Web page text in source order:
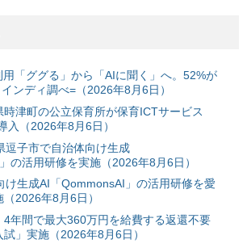
「ググる」から「AIに聞く」へ。52%が
ンディ調べ=（2026年8月6日）
時津町の公立保育所が保育ICTサービス
入（2026年8月6日）
逗子市で自治体向け生成
の活用研修を実施（2026年8月6日）
け生成AI「QommonsAI」の活用研修を愛
2026年8月6日）
4年間で最大360万円を給費する返還不要
」実施（2026年8月6日）